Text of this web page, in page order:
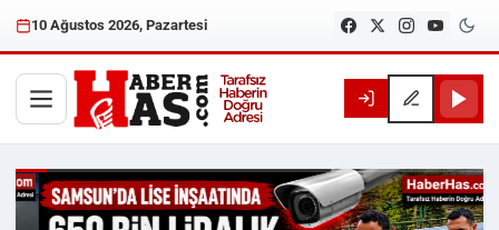
10 Ağustos 2026, Pazartesi
Haberhas — Samsun Son